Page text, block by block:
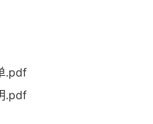
.pdf
.pdf